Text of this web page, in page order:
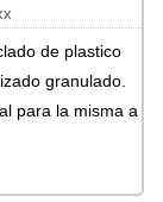
de plastico
granulado.
para la misma a